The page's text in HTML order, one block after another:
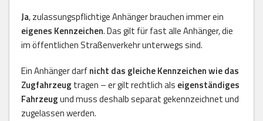
Ja, zulassungspflichtige Anhänger brauchen immer ein
eigenes Kennzeichen. Das gilt für fast alle Anhänger, die
im öffentlichen Straßenverkehr unterwegs sind.
Ein Anhänger darfnicht das gleiche Kennzeichen wie das
Zugfahrzeug tragen – er gilt rechtlich als eigenständiges
Fahrzeugund muss deshalb separat gekennzeichnet und
zugelassen werden.